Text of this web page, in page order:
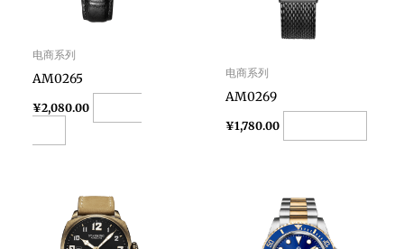
电商系列
AM0265
¥2,080.00
电商系列
AM0269
¥1,780.00